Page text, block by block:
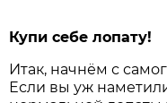
Купи себе лопату!
Итак, начнём с
Если вы уж